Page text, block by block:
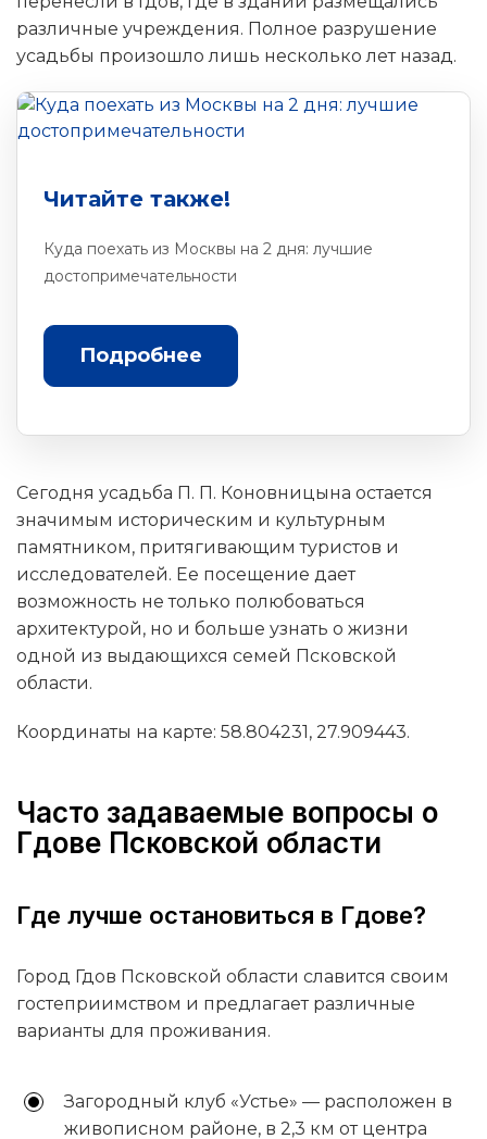
различные учреждения. Полное разрушение
усадьбы произошло лишь несколько лет назад.
Читайте также!
Куда поехать из Москвы на 2 дня: лучшие
достопримечательности
Подробнее
Сегодня усадьба П. П. Коновницына остается
значимым историческим и культурным
памятником, притягивающим туристов и
исследователей. Ее посещение дает
возможность не только полюбоваться
архитектурой, но и больше узнать о жизни
одной из выдающихся семей Псковской
области.
Координаты на карте: 58.804231, 27.909443.
Часто задаваемые вопросы о
Гдове Псковской области
Где лучше остановиться в Гдове?
Город Гдов Псковской области славится своим
гостеприимством и предлагает различные
варианты для проживания.
Загородный клуб «Устье» — расположен в
живописном районе, в 2,3 км от центра